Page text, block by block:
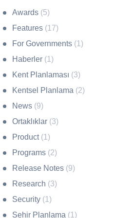
Awards (5)
Features (17)
For Governments (1)
Haberler (1)
Kent Planlaması (3)
Kentsel Planlama (2)
News (9)
Ortaklıklar (3)
Product (1)
Programs (2)
Release Notes (9)
Research (3)
Security (1)
Sehir Planlama (1)